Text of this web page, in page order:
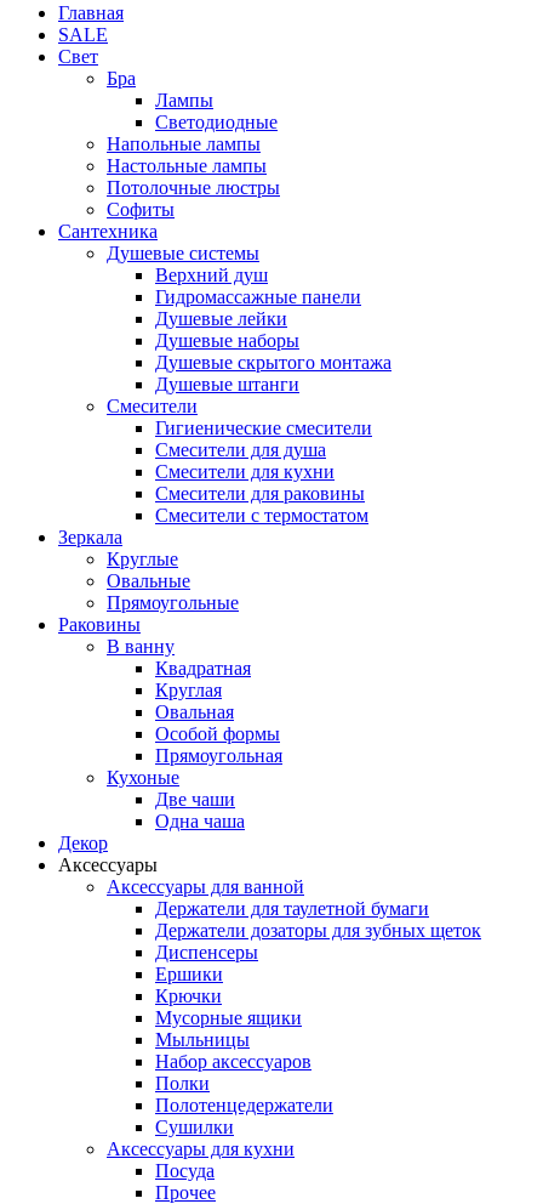
Главная
SALE
Свет
Бра
Лампы
Светодиодные
Напольные лампы
Настольные лампы
Потолочные люстры
Софиты
Сантехника
Душевые системы
Верхний душ
Гидромассажные панели
Душевые лейки
Душевые наборы
Душевые скрытого монтажа
Душевые штанги
Смесители
Гигиенические смесители
Смесители для душа
Смесители для кухни
Смесители для раковины
Смесители с термостатом
Зеркала
Круглые
Овальные
Прямоугольные
Раковины
В ванну
Квадратная
Круглая
Овальная
Особой формы
Прямоугольная
Кухоные
Две чаши
Одна чаша
Декор
Аксессуары
Аксессуары для ванной
Держатели для таулетной бумаги
Держатели дозаторы для зубных щеток
Диспенсеры
Ершики
Крючки
Мусорные ящики
Мыльницы
Набор аксессуаров
Полки
Полотенцедержатели
Сушилки
Аксессуары для кухни
Посуда
Прочее